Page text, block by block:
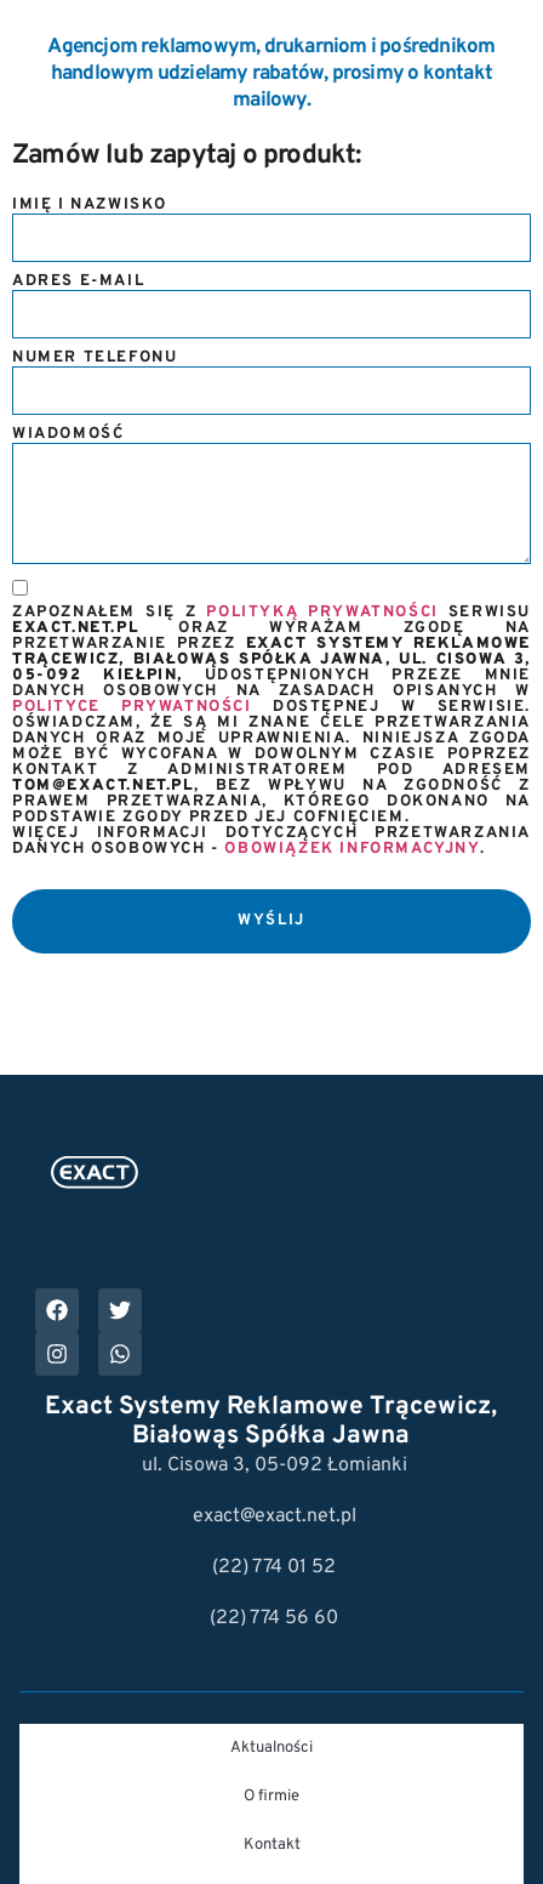
Agencjom reklamowym, drukarniom i pośrednikom
handlowym udzielamy rabatów, prosimy o kontakt
mailowy.
Zamów lub zapytaj o produkt:
IMIĘ I NAZWISKO
ADRES E-MAIL
NUMER TELEFONU
WIADOMOŚĆ
ZAPOZNAŁEM SIĘ Z POLITYKĄ PRYWATNOŚCI
SERWISU
EXACT.NET.PL ORAZ WYRAŻAM ZGODĘ NA
PRZETWARZANIE PRZEZ EXACT SYSTEMY REKLAMOWE
TRĄCEWICZ, BIAŁOWĄS SPÓŁKA JAWNA, UL. CISOWA 3,
05-092 KIEŁPIN, UDOSTĘPNIONYCH PRZEZE MNIE
DANYCH OSOBOWYCH NA ZASADACH OPISANYCH W
POLITYCE PRYWATNOŚCI
DOSTĘPNEJ W SERWISIE.
OŚWIADCZAM, ŻE SĄ MI ZNANE CELE PRZETWARZANIA
DANYCH ORAZ MOJE UPRAWNIENIA. NINIEJSZA ZGODA
MOŻE BYĆ WYCOFANA W DOWOLNYM CZASIE POPRZEZ
KONTAKT Z ADMINISTRATOREM POD ADRESEM
TOM@EXACT.NET.PL, BEZ WPŁYWU NA ZGODNOŚĆ Z
PRAWEM PRZETWARZANIA, KTÓREGO DOKONANO NA
PODSTAWIE ZGODY PRZED JEJ COFNIĘCIEM.
WIĘCEJ INFORMACJI DOTYCZĄCYCH PRZETWARZANIA
DANYCH OSOBOWYCH -OBOWIĄZEK INFORMACYJNY.
WYŚLIJ
Exact Systemy Reklamowe Trącewicz,
Białowąs Spółka Jawna
ul. Cisowa 3, 05-092 Łomianki
exact@exact.net.pl
(22) 774 01 52
(22) 774 56 60
Aktualności
O firmie
Kontakt